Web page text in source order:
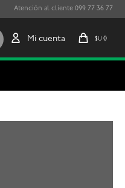
$U 0
Atención al cliente 099 77 36 77